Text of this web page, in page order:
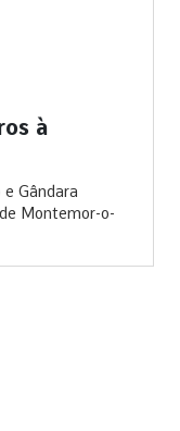
à
Gândara
Montemor-o-